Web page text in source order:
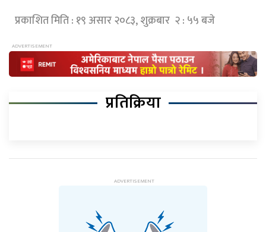
प्रकाशित मिति : १९ असार २०८३, शुक्रबार २ : ५५ बजे
प्रतिक्रिया